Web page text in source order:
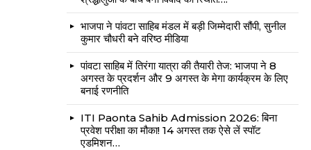
भाजपा ने पांवटा साहिब मंडल में बड़ी जिम्मेदारी सौंपी, सुनील
कुमार चौधरी बने वरिष्ठ मीडिया
पांवटा साहिब में तिरंगा यात्रा की तैयारी तेज: भाजपा ने 8
अगस्त के प्रदर्शन और 9 अगस्त के मेगा कार्यक्रम के लिए
बनाई रणनीति
ITI Paonta Sahib Admission 2026: बिना
प्रवेश परीक्षा का मौका! 14 अगस्त तक ऐसे लें स्पॉट
एडमिशन…